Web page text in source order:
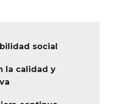
social
la calidad y